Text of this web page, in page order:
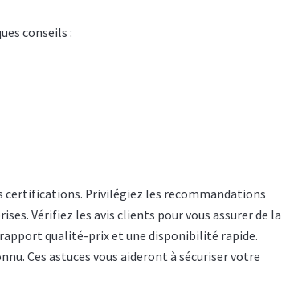
conseils :
certifications. Privilégiez les recommandations
Vérifiez les avis clients pour vous assurer de la
qualité-prix et une disponibilité rapide.
Ces astuces vous aideront à sécuriser votre